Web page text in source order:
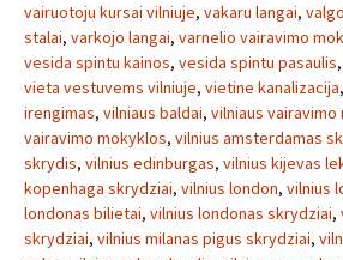
vairuotoju kursai vilniuje, vakaru langai,
stalai, varkojo langai, varnelio vairavimo
vesida spintu kainos, vesida spintu pasaulis,
vieta vestuvems vilniuje, vietine kanalizacija,
irengimas, vilniaus baldai, vilniaus vairavimo
vairavimo mokyklos, vilnius amsterdamas
skrydis, vilnius edinburgas, vilnius kijevas
kopenhaga skrydziai, vilnius london, vilnius
londonas bilietai, vilnius londonas skrydziai,
skrydziai, vilnius milanas pigus skrydziai,